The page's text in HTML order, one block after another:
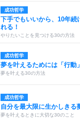
成功哲学
下手でもいいから、10年続
れる！
やりたいことを見つける30の方法
成功哲学
夢を叶えるためには「行動
夢を叶える30の方法
成功哲学
自分を最大限に生かしきる
夢を叶えるときに大切な30のこと